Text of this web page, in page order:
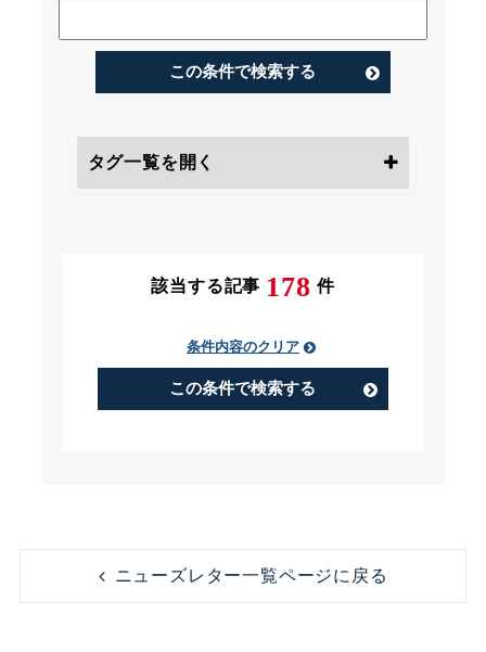
この条件で検索する
タグ一覧を開く
PIP（Performance Improvement
Plan）
コンプライアンス
該当する記事 178 件
条件内容のクリア
この条件で検索する
ニューズレター一覧ページに戻る